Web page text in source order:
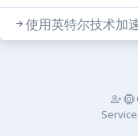
使用英特尔技术加